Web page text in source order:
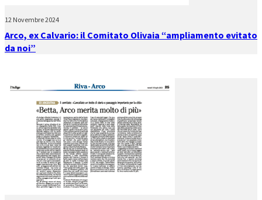
12 Novembre 2024
Arco, ex Calvario: il Comitato Olivaia “ampliamento evitato
da noi”